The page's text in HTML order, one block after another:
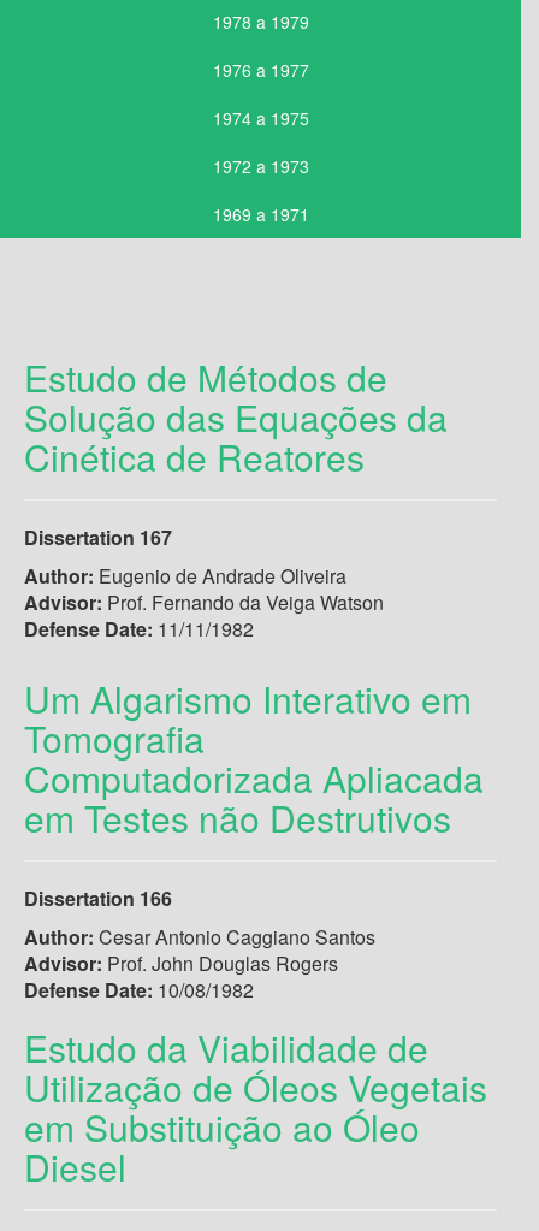
1978 a 1979
1976 a 1977
1974 a 1975
1972 a 1973
1969 a 1971
Estudo de Métodos de
Solução das Equações da
Cinética de Reatores
Dissertation 167
Author: Eugenio de Andrade Oliveira
Advisor: Prof. Fernando da Veiga Watson
Defense Date: 11/11/1982
Um Algarismo Interativo em
Tomografia
Computadorizada Apliacada
em Testes não Destrutivos
Dissertation 166
Author: Cesar Antonio Caggiano Santos
Advisor: Prof. John Douglas Rogers
Defense Date: 10/08/1982
Estudo da Viabilidade de
Utilização de Óleos Vegetais
em Substituição ao Óleo
Diesel